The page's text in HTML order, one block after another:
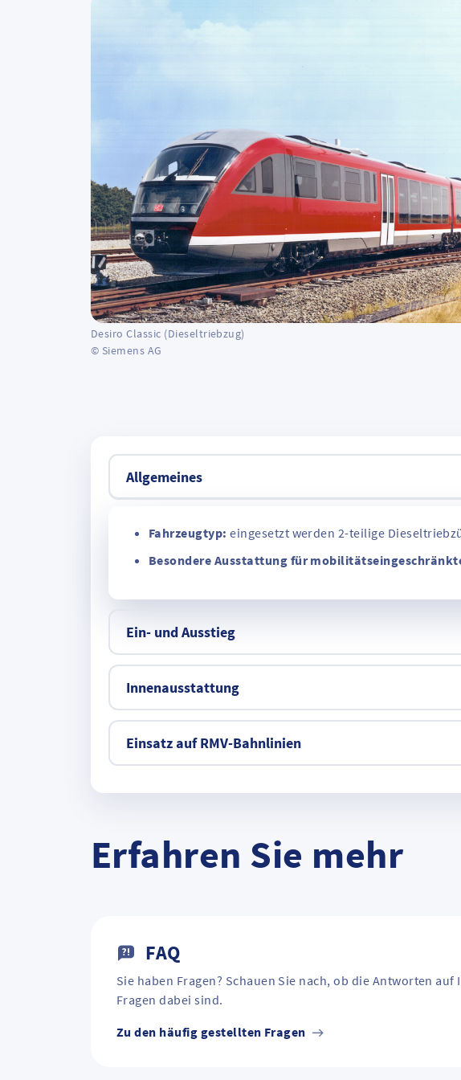
Desiro Classic (Dieseltriebzug)
© Siemens AG
Allgemeines
Fahrzeugtyp:eingesetzt werden 2-teilige
Besondere Ausstattung für
Ein- und Ausstieg
Innenausstattung
Einsatz auf RMV-Bahnlinien
Erfahren Sie mehr
FAQ
Sie haben Fragen? Schauen Sie nach, ob die Antworten auf
Fragen dabei sind.
Zu den häufig gestellten Fragen